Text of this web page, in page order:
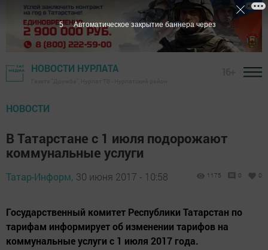
НОВОСТИ НУРЛАТА
НОВОСТИ
В Татарстане с 1 июля подорожают
коммунальные услуги
Татар-Информ, 30 июня 2017 - 10:58 1175 0 0
Государственный комитет Республики Татарстан по
тарифам информирует об изменении тарифов на
коммунальные услуги с 1 июля 2017 года.
4 Автоматическое закрытие баннера через